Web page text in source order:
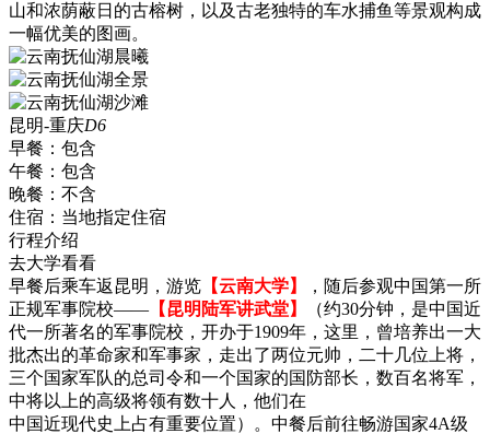
山和浓荫蔽日的古榕树，以及古老独特的车水捕鱼等景观构成
一幅优美的图画。
昆明-重庆D6
早餐： 包含
午餐： 包含
晚餐： 不含
住宿： 当地指定住宿
行程介绍
去大学看看
早餐后乘车返昆明，游览 【云南大学】
，随后参观中国第一所
正规军事院校—— 【昆明陆军讲武堂】
（约30分钟，是中国近
代一所著名的军事院校，开办于1909年，这里，曾培养出一大
批杰出的革命家和军事家，走出了两位元帅，二十几位上将，
三个国家军队的总司令和一个国家的国防部长，数百名将军，
中将以上的高级将领有数十人，他们在
中国近现代史上占有重要位置）。中餐后前往畅游国家4A级